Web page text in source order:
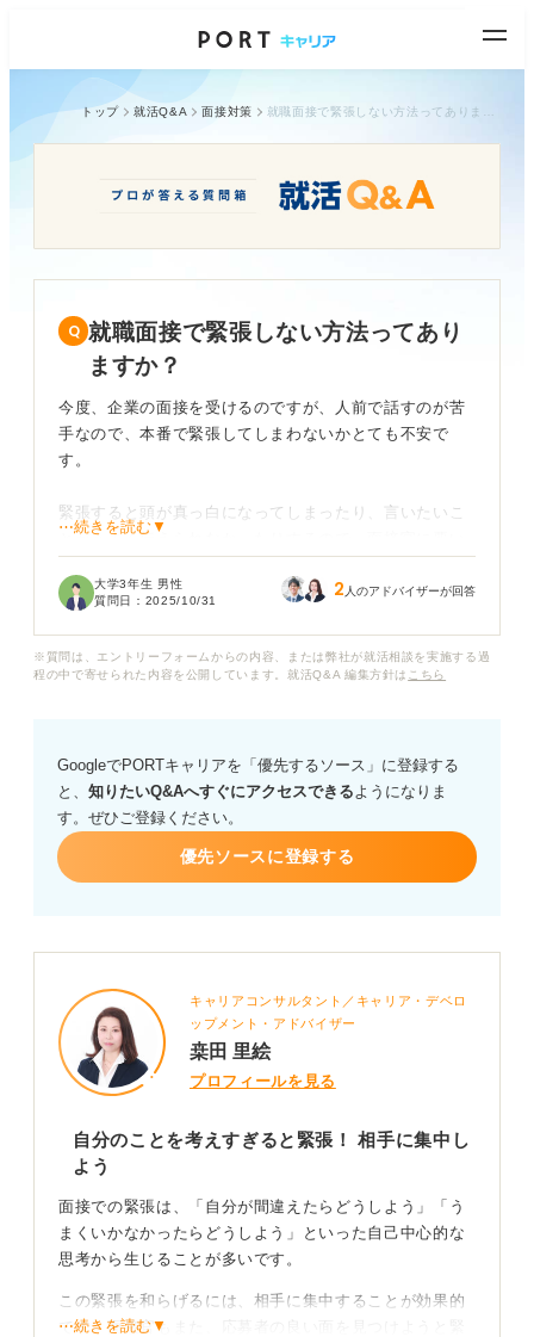
トップ 就活Q&A 面接対策
就職面接で緊張しない方法ってあり
ますか？
今度、企業の面接を受けるのですが、人前で話すのが苦
手なので、本番で緊張してしまわないかとても不安で
す。
緊張すると頭が真っ白になってしまったり、言いたいこ
とがうまく伝えられなかったりするので、面接官に悪い
緊張せずに、自分の力を出し切りたいのですが、何か良
就職面接で緊張を和らげ、落ち着いて臨むための具体的
の対処法など、プロのキャリアコンサルタントの方にア
ドバイスをいただきたいです。
⋯続きを読む▼
大学3年生 男性
質問日： 2025/10/31 2 人のアドバイザーが回答
※質問は、エントリーフォームからの内容、または弊社が就活相談を実施する過
程の中で寄せられた内容を公開しています。就活Q&A 編集方針は こちら
GoogleでPORTキャリアを「優先するソース」に登録する
と、 知りたいQ&Aへすぐにアクセスできるようになりま
す。ぜひご登録ください。
優先ソースに登録する
キャリアコンサルタント／キャリア・デベロ
ップメント・アドバイザー
桒田 里絵
プロフィールを見る
自分のことを考えすぎると緊張！ 相手に集中し
よう
面接での緊張は、「自分が間違えたらどうしよう」「う
まくいかなかったらどうしよう」といった自己中心的な
思考から生じることが多いです。
この緊張を和らげるには、相手に集中することが効果的
です。面接官もまた、応募者の良い面を見つけようと緊
⋯続きを読む▼